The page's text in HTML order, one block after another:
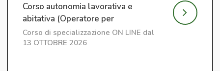
Corso autonomia lavorativa e
abitativa (Operatore per
l'Integrazione) ed. 7
Corso di specializzazione ON LINE dal
13 OTTOBRE 2026